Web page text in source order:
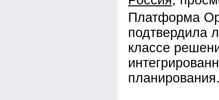
Платформа
подтвердила
классе